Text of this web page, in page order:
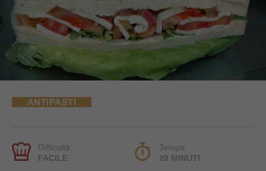
ANTIPASTI
Difficoltà:
FACILE
Tempo:
20 MINUTI